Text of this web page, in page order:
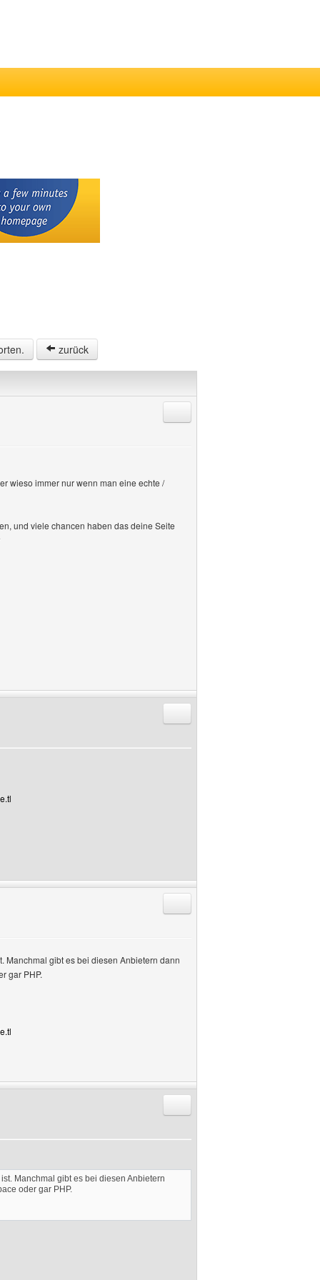
zurück
wieso immer nur wenn man eine echte /
und viele chancen haben das deine Seite
Manchmal gibt es bei diesen Anbietern dann
gar PHP.
Manchmal gibt es bei diesen Anbietern
oder gar PHP.